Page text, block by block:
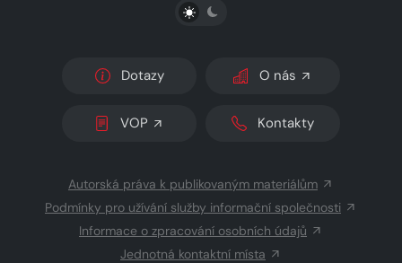
PŘEPNOUT SVĚTLÝ/TMAVÝ REŽIM
Dotazy O nás
VOP Kontakty
Autorská práva k publikovaným materiálům
Podmínky pro užívání služby informační společnosti
Informace o zpracování osobních údajů
Jednotná kontaktní místa